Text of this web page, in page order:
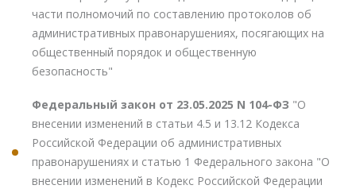
части полномочий по составлению протоколов об
административных правонарушениях, посягающих на
общественный порядок и общественную
безопасность"
Федеральный закон от 23.05.2025 N 104-ФЗ "О
внесении изменений в статьи 4.5 и 13.12 Кодекса
Российской Федерации об административных
правонарушениях и статью 1 Федерального закона "О
внесении изменений в Кодекс Российской Федерации